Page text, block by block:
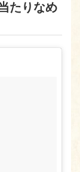
たりなめ